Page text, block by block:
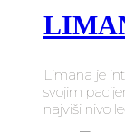
Limana je
svojim
najviši nivo